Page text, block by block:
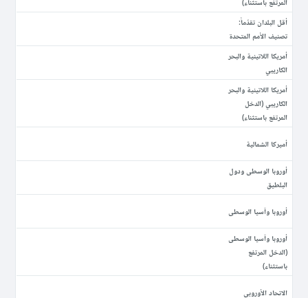
أقل البلدان تقدّماً:
تصنيف الأمم المتحدة
أمريكا اللاتينية والبحر
الكاريبي
أمريكا اللاتينية والبحر
الكاريبي (الدخل
المرتفع باستثناء)
أميركا الشمالية
أوروبا الوسطى ودول
البلطيق
أوروبا وآسيا الوسطى
أوروبا وآسيا الوسطى
(الدخل المرتفع
باستثناء)
الاتحاد الأوروبي